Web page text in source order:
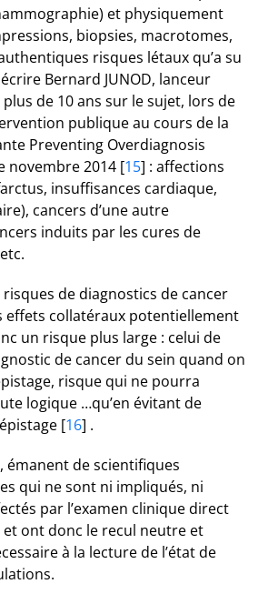
et physiquement
biopsies, macrotomes,
risques létaux qu’a su
Bernard JUNOD, lanceur
plus de 10 ans sur le sujet, lors de
publique au cours de la
Preventing Overdiagnosis
novembre 2014[15] : affections
insuffisances cardiaque,
cancers d’une autre
induits par les cures de
de diagnostics de cancer
effets collatéraux potentiellement
un risque plus large : celui de
de cancer du sein quand on
risque qui ne pourra
logique …qu’en évitant de
[16] .
émanent de scientifiques
qui ne sont ni impliqués, ni
par l’examen clinique direct
ont donc le recul neutre et
à la lecture de l’état de